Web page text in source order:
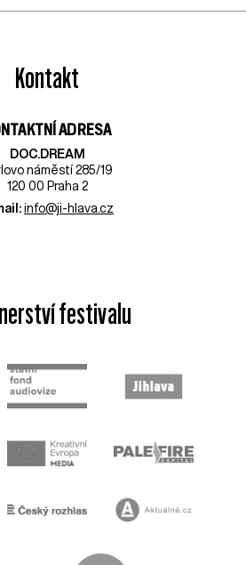
Kontakt
ADRESA
DOC.DREAM​
náměstí 285/19
120 00 Praha 2
info@ji-hlava.cz
festivalu